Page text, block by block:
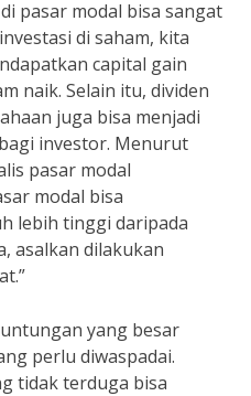
pasar modal bisa sangat
di saham, kita
capital gain
naik. Selain itu, dividen
juga bisa menjadi
investor. Menurut
pasar modal
modal bisa
lebih tinggi daripada
asalkan dilakukan
yang besar
perlu diwaspadai.
tidak terduga bisa